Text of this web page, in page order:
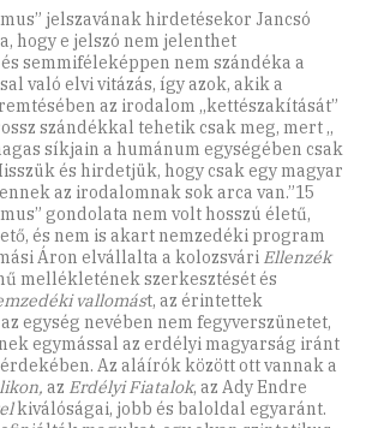
jelszavának hirdetésekor Jancsó
hogy e jelszó nem jelenthet
semmiféleképpen nem szándéka a
való elvi vitázás, így azok, akik a
az irodalom ,,kettészakítását”
szándékkal tehetik csak meg, mert ,,
síkjain a humánum egységében csak
és hirdetjük, hogy csak egy magyar
az irodalomnak sok arca van.”15
gondolata nem volt hosszú életű,
és nem is akart nemzedéki program
Áron elvállalta a kolozsvári Ellenzék
mellékletének szerkesztését és
vallomást, az érintettek
egység nevében nem fegyverszünetet,
egymással az erdélyi magyarság iránt
Az aláírók között ott vannak a
az Erdélyi Fiatalok, az Ady Endre
kiválóságai, jobb és baloldal egyaránt.